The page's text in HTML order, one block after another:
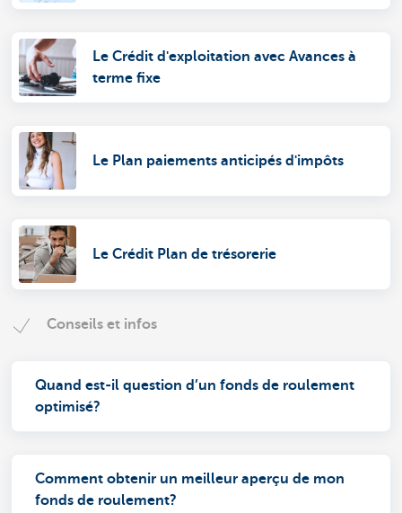
Le Crédit d'exploitation avec Avances à
terme fixe
Le Plan paiements anticipés d'impôts
Le Crédit Plan de trésorerie
Conseils et infos
Quand est-il question d’un fonds de roulement
optimisé?
Comment obtenir un meilleur aperçu de mon
fonds de roulement?